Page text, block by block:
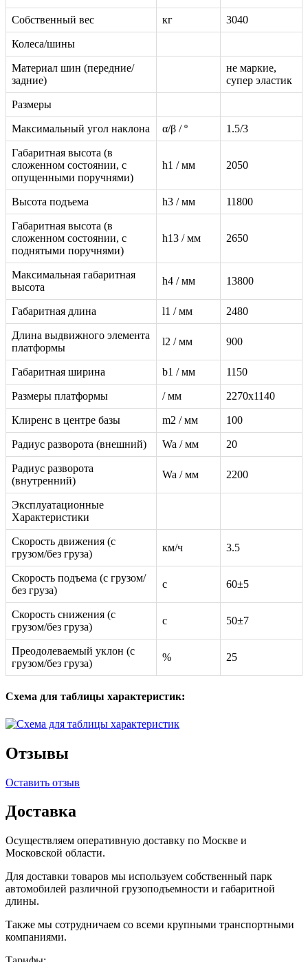
Собственный вес кг 3040
Колеса/шины
Материал шин (передние/
задние)
не маркие,
супер эластик
Размеры
Максимальный угол наклона α/β / º 1.5/3
Габаритная высота (в
сложенном состоянии, с
опущенными поручнями)
h1 / мм 2050
Высота подъема h3 / мм 11800
Габаритная высота (в
сложенном состоянии, с
поднятыми поручнями)
h13 / мм 2650
Максимальная габаритная
высота
h4 / мм 13800
Габаритная длина l1 / мм 2480
Длина выдвижного элемента
платформы
l2 / мм 900
Габаритная ширина b1 / мм 1150
Размеры платформы / мм 2270х1140
Клиренс в центре базы m2 / мм 100
Радиус разворота (внешний) Wa / мм 20
Радиус разворота
(внутренний)
Wa / мм 2200
Эксплуатационные
Характеристики
Скорость движения (с
грузом/без груза)
км/ч 3.5
Скорость подъема (с грузом/
без груза)
с 60±5
Скорость снижения (с
грузом/без груза)
с 50±7
Преодолеваемый уклон (с
грузом/без груза)
% 25
Схема для таблицы характеристик:
Отзывы
Оставить отзыв
Доставка
Осуществляем оперативную доставку по Москве и
Московской области.
Для доставки товаров мы используем собственный парк
автомобилей различной грузоподъемности и габаритной
длины.
Также мы сотрудничаем со всеми крупными транспортными
компаниями.